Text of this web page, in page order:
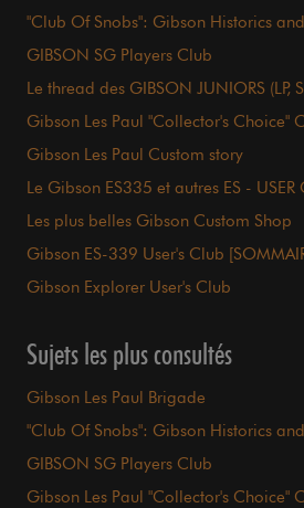
"Club Of Snobs": Gibson Historics
GIBSON SG Players Club
Le thread des GIBSON JUNIORS (LP,
Gibson Les Paul "Collector's Choice"
Gibson Les Paul Custom story
Le Gibson ES335 et autres ES - USER
Les plus belles Gibson Custom Shop
Gibson ES-339 User's Club
Gibson Explorer User's Club
Sujets les plus consultés
Gibson Les Paul Brigade
"Club Of Snobs": Gibson Historics
GIBSON SG Players Club
Gibson Les Paul "Collector's Choice"